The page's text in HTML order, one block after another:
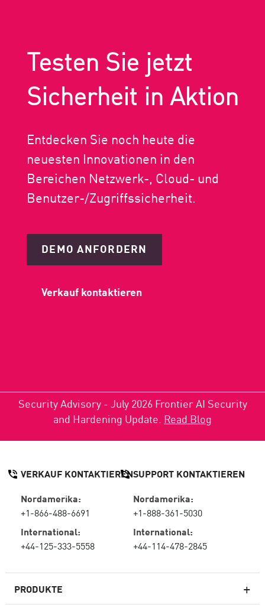
Testen Sie jetzt
Sicherheit in Aktion
Entdecken Sie noch heute die
neuesten Innovationen in den
Bereichen Netzwerk-, Cloud- und
Benutzer-/Zugriffssicherheit.
DEMO ANFORDERN
Verkauf kontaktieren
Security Advisory - July 2026 Frontier AI Security
and Hardening Update. Read Blog
PRODUKTE
VERKAUF KONTAKTIEREN
Nordamerika:
+1-866-488-6691
International:
+44-125-333-5558
SUPPORT KONTAKTIEREN
Nordamerika:
+1-888-361-5030
International:
+44-114-478-2845